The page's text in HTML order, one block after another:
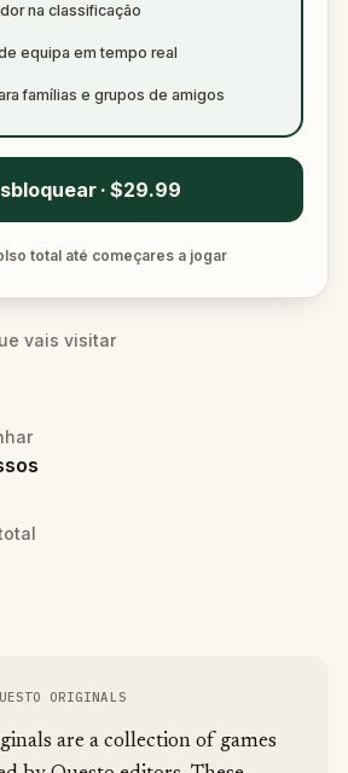
na classificação
equipa em tempo real
famílias e grupos de amigos
· $29.99
total até começares a jogar
vais visitar
ORIGINALS
are a collection of games